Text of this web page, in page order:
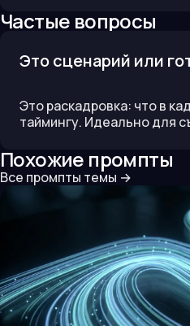
Частые вопросы
Это сценарий или
Это раскадровка: что в
таймингу. Идеально для
Похожие промпты
Все промпты темы →